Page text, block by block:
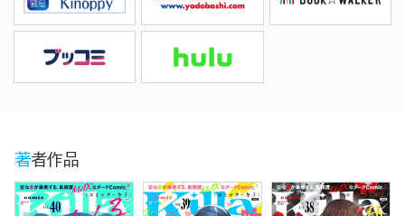
著者作品